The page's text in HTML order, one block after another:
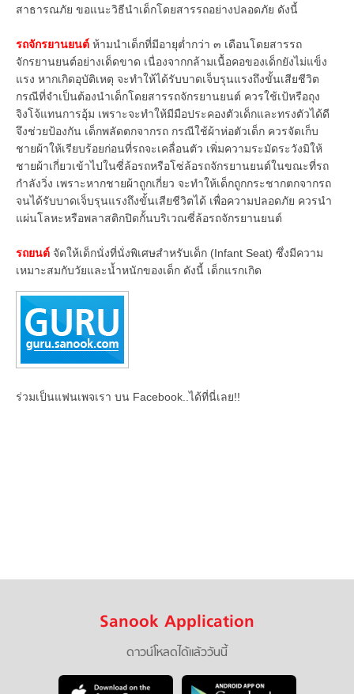
สาธารณภัย ขอแนะวิธีนำเด็กโดยสารรถอย่างปลอดภัย ดังนี้
รถจักรยานยนต์ ห้ามนำเด็กที่มีอายุต่ำกว่า ๓ เดือนโดยสารรถ
จักรยานยนต์อย่างเด็ดขาด เนื่องจากกล้ามเนื้อคอของเด็กยังไม่แข็ง
แรง หากเกิดอุบัติเหตุ จะทำให้ได้รับบาดเจ็บรุนแรงถึงขั้นเสียชีวิต
กรณีที่จำเป็นต้องนำเด็กโดยสารรถจักรยานยนต์ ควรใช้เป้หรือถุง
จิงโจ้แทนการอุ้ม เพราะจะทำให้มีมือประคองตัวเด็กและทรงตัวได้ดี
จึงช่วยป้องกัน เด็กพลัดตกจากรถ กรณีใช้ผ้าห่อตัวเด็ก ควรจัดเก็บ
ชายผ้าให้เรียบร้อยก่อนที่รถจะเคลื่อนตัว เพิ่มความระมัดระวังมิให้
ชายผ้าเกี่ยวเข้าไปในซี่ล้อรถหรือโซ่ล้อรถจักรยานยนต์ในขณะที่รถ
กำลังวิ่ง เพราะหากชายผ้าถูกเกี่ยว จะทำให้เด็กถูกกระชากตกจากรถ
จนได้รับบาดเจ็บรุนแรงถึงขั้นเสียชีวิตได้ เพื่อความปลอดภัย ควรนำ
แผ่นโลหะหรือพลาสติกปิดกั้นบริเวณซี่ล้อรถจักรยานยนต์
รถยนต์ จัดให้เด็กนั่งที่นั่งพิเศษสำหรับเด็ก (Infant Seat) ซึ่งมีความ
เหมาะสมกับวัยและน้ำหนักของเด็ก ดังนี้ เด็กแรกเกิด
ร่วมเป็นแฟนเพจเรา บน Facebook..ได้ที่นี่เลย!!
Sanook Application
ดาวน์โหลดได้แล้ววันนี้